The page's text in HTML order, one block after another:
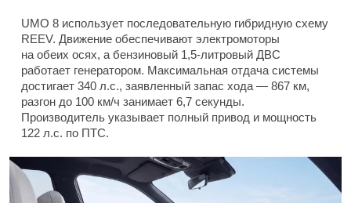
UMO 8 использует последовательную гибридную схему
REEV. Движение обеспечивают электромоторы
на обеих осях, а бензиновый 1,5-литровый ДВС
работает генератором. Максимальная отдача системы
достигает 340 л.с., заявленный запас хода — 867 км,
разгон до 100 км/ч занимает 6,7 секунды.
Производитель указывает полный привод и мощность
122 л.с. по ПТС.